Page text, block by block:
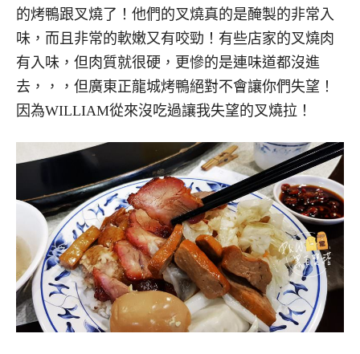
的烤鴨跟叉燒了！他們的叉燒真的是醃製的非常入
味，而且非常的軟嫩又有咬勁！有些店家的叉燒肉
有入味，但肉質就很硬，更慘的是連味道都沒進
去，，，但廣東正龍城烤鴨絕對不會讓你們失望！
因為WILLIAM從來沒吃過讓我失望的叉燒拉！